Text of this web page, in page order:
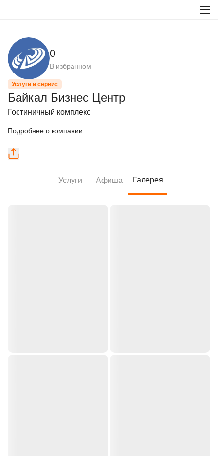
0
В избранном
Услуги и сервис
Байкал Бизнес Центр
Гостиничный комплекс
Подробнее о компании
Услуги Афиша Галерея